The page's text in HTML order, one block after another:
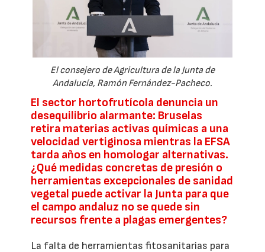
El consejero de Agricultura de la Junta de
Andalucía, Ramón Fernández-Pacheco.
El sector hortofrutícola denuncia un
desequilibrio alarmante: Bruselas
retira materias activas químicas a una
velocidad vertiginosa mientras la EFSA
tarda años en homologar alternativas.
¿Qué medidas concretas de presión o
herramientas excepcionales de sanidad
vegetal puede activar la Junta para que
el campo andaluz no se quede sin
recursos frente a plagas emergentes?
La falta de herramientas fitosanitarias para